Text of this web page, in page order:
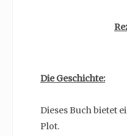
Die Geschichte:
Dieses Buch bietet
Plot.